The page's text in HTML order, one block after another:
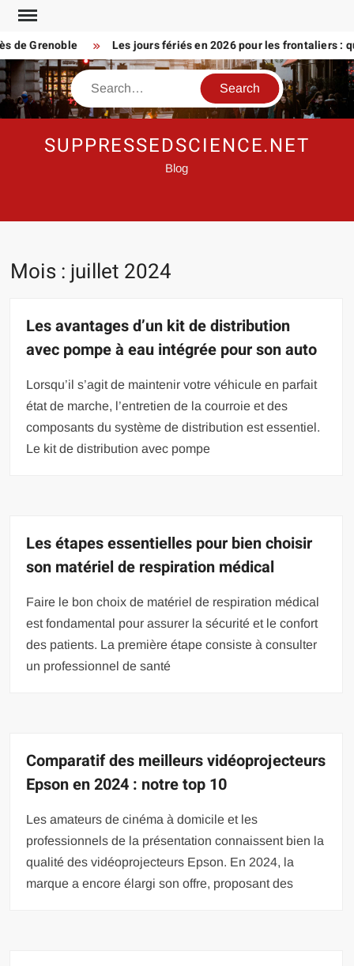
Skip
content
Grenoble Les jours fériés en 2026 pour les frontaliers : que
Search
SUPPRESSEDSCIENCE.NET
Blog
Mois : juillet 2024
Les avantages d’un kit de distribution
avec pompe à eau intégrée pour son auto
Lorsqu’il s’agit de maintenir votre véhicule en parfait
état de marche, l’entretien de la courroie et des
composants du système de distribution est essentiel.
Le kit de distribution avec pompe
Les étapes essentielles pour bien choisir
son matériel de respiration médical
Faire le bon choix de matériel de respiration médical
est fondamental pour assurer la sécurité et le confort
des patients. La première étape consiste à consulter
un professionnel de santé
Comparatif des meilleurs vidéoprojecteurs
Epson en 2024 : notre top 10
Les amateurs de cinéma à domicile et les
professionnels de la présentation connaissent bien la
qualité des vidéoprojecteurs Epson. En 2024, la
marque a encore élargi son offre, proposant des